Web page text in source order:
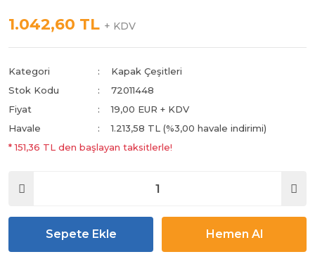
1.042,60 TL + KDV
Kategori
Kapak Çeşitleri
Stok Kodu
72011448
Fiyat
19,00 EUR + KDV
Havale
1.213,58 TL (%3,00 havale indirimi)
* 151,36 TL den başlayan taksitlerle!
Sepete Ekle Hemen Al